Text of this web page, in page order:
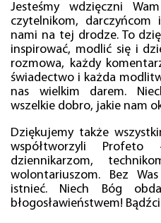
Jesteśmy wdzięczni
czytelnikom,
nami na tej drodze. To
inspirować, modlić się i
rozmowa, każdy
świadectwo i każda
nas wielkim darem.
wszelkie dobro, jakie nam
Dziękujemy także
współtworzyli Profeto
dziennikarzom,
wolontariuszom. Bez
istnieć. Niech Bóg
błogosławieństwem!